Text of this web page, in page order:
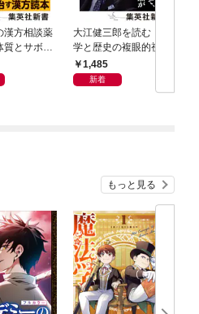
漢方相談薬
とサボテ
大江健三郎を読む 文
学と歴史の複眼的視点
から1,485
新着
もっと見る